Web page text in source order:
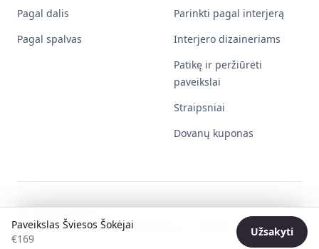
Paveikslas Šviesos Šokėjai
€169
Užsakyti
Pagal dalis
Pagal spalvas
Parinkti pagal interjerą
Interjero dizaineriams
Patikę ir peržiūrėti
paveikslai
Straipsniai
Dovanų kuponas
Surinin Pavel
Individualios veiklos pažymos Nr. 730596